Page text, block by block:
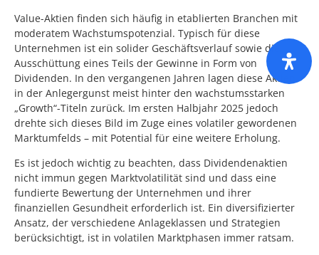
Value-Aktien finden sich häufig in etablierten Branchen mit
moderatem Wachstumspotenzial. Typisch für diese
Unternehmen ist ein solider Geschäftsverlauf sowie die
Ausschüttung eines Teils der Gewinne in Form von
Dividenden. In den vergangenen Jahren lagen diese Aktien
in der Anlegergunst meist hinter den wachstumsstarken
„Growth“-Titeln zurück. Im ersten Halbjahr 2025 jedoch
drehte sich dieses Bild im Zuge eines volatiler gewordenen
Marktumfelds – mit Potential für eine weitere Erholung.
Es ist jedoch wichtig zu beachten, dass Dividendenaktien
nicht immun gegen Marktvolatilität sind und dass eine
fundierte Bewertung der Unternehmen und ihrer
finanziellen Gesundheit erforderlich ist. Ein diversifizierter
Ansatz, der verschiedene Anlageklassen und Strategien
berücksichtigt, ist in volatilen Marktphasen immer ratsam.